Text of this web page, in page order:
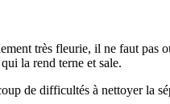
très fleurie, il ne faut
la rend terne et sale.
de difficultés à nettoyer la